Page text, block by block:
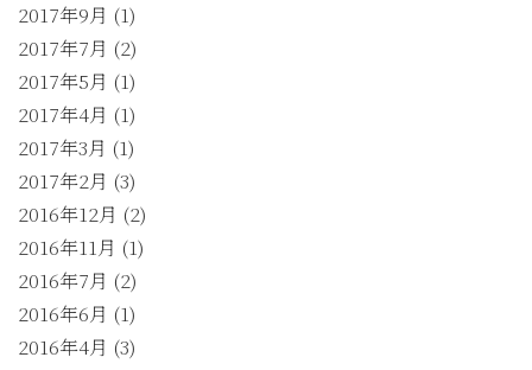
2017年9月 (1)
2017年7月 (2)
2017年5月 (1)
2017年4月 (1)
2017年3月 (1)
2017年2月 (3)
2016年12月 (2)
2016年11月 (1)
2016年7月 (2)
2016年6月 (1)
2016年4月 (3)